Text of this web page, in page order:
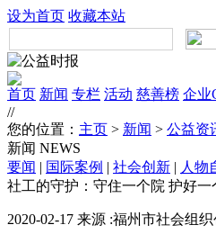
设为首页 收藏本站
首页 新闻 专栏 活动 慈善榜 企业
//
您的位置： 主页 > 新闻 > 公益资
新闻 NEWS
要闻 | 国际案例 | 社会创新 | 人物
社工的守护：守住一个院 护好一
2020-02-17 来源 :福州市社会组